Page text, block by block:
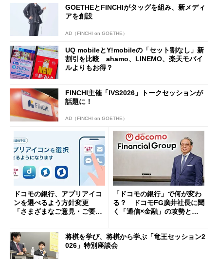
GOETHEとFINCHIがタッグを組み、新メディ
アを創設
AD（FINCHI on GOETHE）
UQ mobileとY!mobileの「セット割なし」新
割引を比較 ahamo、LINEMO、楽天モバイ
ルよりもお得？
FINCHI主催「IVS2026」トークセッションが
話題に！
AD（FINCHI on GOETHE）
ドコモの銀行、アプリアイコ
ンを選べるよう方針変更
「さまざまなご意見・ご要望
「ドコモの銀行」で何が変わ
る？ ドコモFG廣井社長に聞
く「通信×金融」の攻勢とグ
将棋を学び、将棋から学ぶ「竜王セッション2
026」特別座談会